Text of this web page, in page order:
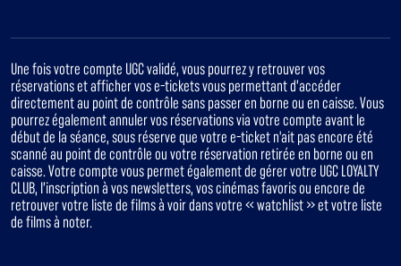
Une fois votre compte UGC validé, vous pourrez y retrouver vos
réservations et afficher vos e-tickets vous permettant d’accéder
directement au point de contrôle sans passer en borne ou en caisse. Vous
pourrez également annuler vos réservations via votre compte avant le
début de la séance, sous réserve que votre e-ticket n'ait pas encore été
scanné au point de contrôle ou votre réservation retirée en borne ou en
caisse. Votre compte vous permet également de gérer votre UGC LOYALTY
CLUB, l’inscription à vos newsletters, vos cinémas favoris ou encore de
retrouver votre liste de films à voir dans votre « watchlist » et votre liste
de films à noter.